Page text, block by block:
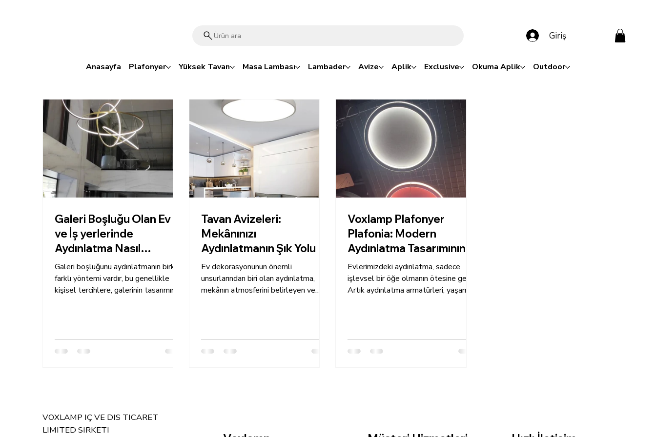
Giriş
Anasayfa Plafonyer Yüksek Tavan Masa Lambası Lambader Avize Aplik Exclusive Okuma Aplik Outdoor
Galeri Boşluğu Olan Ev
ve İş yerlerinde
Aydınlatma Nasıl
Olmalıdır?
Galeri boşluğunu aydınlatmanın birkaç
farklı yöntemi vardır, bu genellikle
kişisel tercihlere, galerinin tasarımına
Tavan Avizeleri:
Mekânınızı
Aydınlatmanın Şık Yolu
Ev dekorasyonunun önemli
unsurlarından biri olan aydınlatma,
mekânın atmosferini belirleyen ve
Voxlamp Plafonyer
Plafonia: Modern
Aydınlatma Tasarımının
Yeniden Tanımı
Evlerimizdeki aydınlatma, sadece
işlevsel bir öğe olmanın ötesine geçti.
Artık aydınlatma armatürleri, yaşam
VOXLAMP IÇ VE DIS TICARET
LIMITED SIRKETI